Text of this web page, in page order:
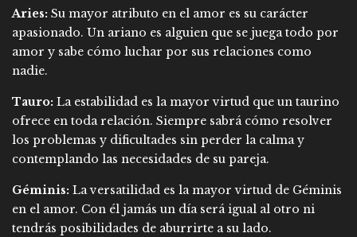
Aries: Su mayor atributo en el amor es su carácter
apasionado. Un ariano es alguien que se juega todo por
amor y sabe cómo luchar por sus relaciones como
nadie.
Tauro: La estabilidad es la mayor virtud que un taurino
ofrece en toda relación. Siempre sabrá cómo resolver
los problemas y dificultades sin perder la calma y
contemplando las necesidades de su pareja.
Géminis: La versatilidad es la mayor virtud de Géminis
en el amor. Con él jamás un día será igual al otro ni
tendrás posibilidades de aburrirte a su lado.